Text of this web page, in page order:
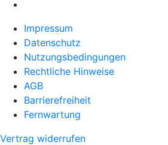
Impressum
Datenschutz
Nutzungsbedingungen
Rechtliche Hinweise
AGB
Barrierefreiheit
Fernwartung
Vertrag widerrufen